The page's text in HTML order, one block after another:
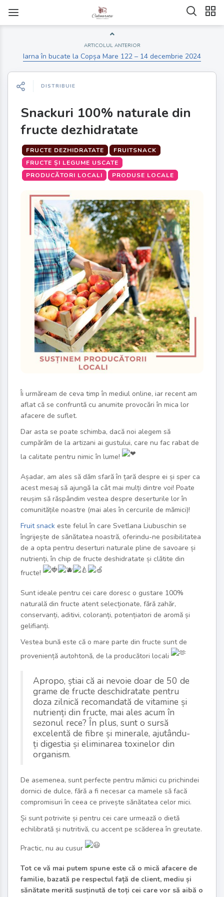
ARTICOLUL ANTERIOR
Iarna în bucate la Copșa Mare 122 – 14 decembrie 2024
DISTRIBUIE
Snackuri 100% naturale din
fructe dezhidratate
FRUCTE DEZHIDRATATE
FRUITSNACK
FRUCTE ȘI LEGUME USCATE
PRODUCĂTORI LOCALI
PRODUSE LOCALE
Îi urmăream de ceva timp în mediul online, iar recent am
aflat că se confruntă cu anumite provocări în mica lor
afacere de suflet.
Dar asta se poate schimba, dacă noi alegem să
cumpărăm de la artizani ai gustului, care nu fac rabat de
la calitate pentru nimic în lume!
Așadar, am ales să dăm sfară în țară despre ei și sper ca
acest mesaj să ajungă la cât mai mulți dintre voi! Poate
reușim să răspândim vestea despre deserturile lor în
comunitățile noastre (mai ales în cercurile de mămici)!
Fruit snack este felul în care Svetlana Liubuschin se
îngrijește de sănătatea noastră, oferindu-ne posibilitatea
de a opta pentru deserturi naturale pline de savoare și
nutrienți, în chip de fructe deshidratate și clătite din
fructe!
Sunt ideale pentru cei care doresc o gustare 100%
naturală din fructe atent selecționate, fără zahăr,
conservanți, aditivi, coloranți, potențiatori de aromă și
gelifianți.
Vestea bună este că o mare parte din fructe sunt de
proveniență autohtonă, de la producători locali
Apropo, știai că ai nevoie doar de 50 de
grame de fructe deschidratate pentru
doza zilnică recomandată de vitamine și
nutrienți din fructe, mai ales acum în
sezonul rece? În plus, sunt o sursă
excelentă de fibre și minerale, ajutându-
ți digestia și eliminarea toxinelor din
organism.
De asemenea, sunt perfecte pentru mămici cu prichindei
dornici de dulce, fără a fi necesar ca mamele să facă
compromisuri în ceea ce privește sănătatea celor mici.
Și sunt potrivite și pentru cei care urmează o dietă
echilibrată și nutritivă, cu accent pe scăderea în greutate.
Practic, nu au cusur
Tot ce vă mai putem spune este că o mică afacere de
familie, bazată pe respectul față de client, mediu și
sănătate merită susținută de toți cei care vor să aibă o